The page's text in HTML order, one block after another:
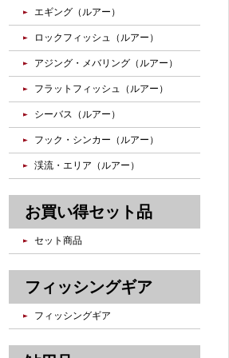
エギング（ルアー）
ロックフィッシュ（ルアー）
アジング・メバリング（ルアー）
フラットフィッシュ（ルアー）
シーバス（ルアー）
フック・シンカー（ルアー）
渓流・エリア（ルアー）
お買い得セット品
セット商品
フィッシングギア
フィッシングギア